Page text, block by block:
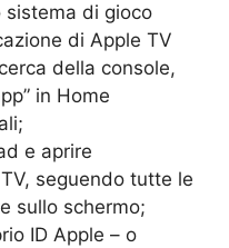
sistema di gioco
di Apple TV
della console,
in Home
e aprire
seguendo tutte le
sullo schermo;
ID Apple – o